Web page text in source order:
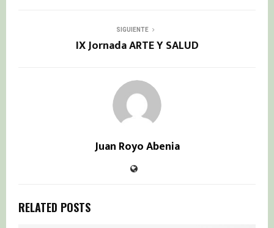
SIGUIENTE
IX Jornada ARTE Y SALUD
Juan Royo Abenia
RELATED POSTS